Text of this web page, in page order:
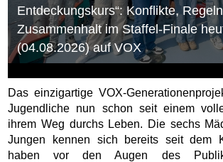
Entdeckungskurs“: Konflikte,
Zusammenhalt im Staffel-Finale
(04.08.2026) auf VOX
Das einzigartige VOX-
Jugendliche nun schon seit einem
ihrem Weg durchs Leben. Die sechs
Jungen kennen sich bereits seit dem
haben vor den Augen des